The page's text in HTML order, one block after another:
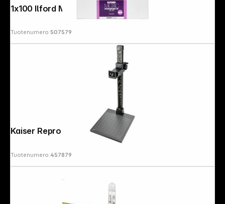
1x100 Ilford MG RC DL 1M 10,5x14,8
Tuotenumero:507579
Kaiser Repro RS1+RA1 5510
Tuotenumero:457879